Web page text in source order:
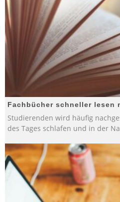
Fachbücher schneller lesen
Studierenden wird häufig
des Tages schlafen und in der